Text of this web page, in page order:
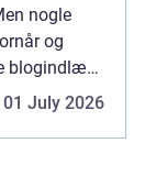
nogle
og
blogindlæg
og give
01 July 2026